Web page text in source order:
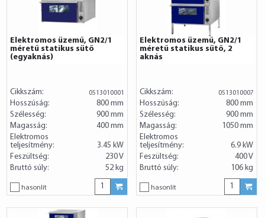
Elektromos üzemű, GN2/1
méretű statikus sütő
(egyaknás)
Cikkszám: 0513010001
Hosszúság:
800 mm
Szélesség:
900 mm
Magasság:
400 mm
Elektromos
teljesítmény:
3.45 kW
Feszültség:
230 V
Bruttó súly:
52 kg
hasonlít
Elektromos üzemű, GN2/1
méretű statikus sütő, 2
aknás
Cikkszám: 0513010007
Hosszúság:
800 mm
Szélesség:
900 mm
Magasság:
1050 mm
Elektromos
teljesítmény:
6.9 kW
Feszültség:
400 V
Bruttó súly:
106 kg
hasonlít